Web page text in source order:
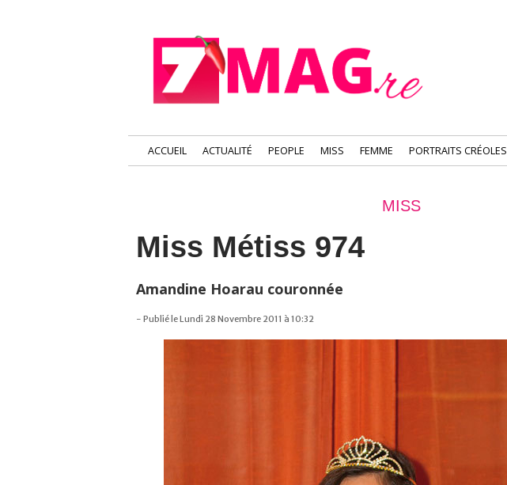
ACCUEIL ACTUALITÉ PEOPLE MISS FEMME PORTRAITS CRÉOLES
MISS
Miss Métiss 974
Amandine Hoarau couronnée
- Publié le Lundi 28 Novembre 2011 à 10:32